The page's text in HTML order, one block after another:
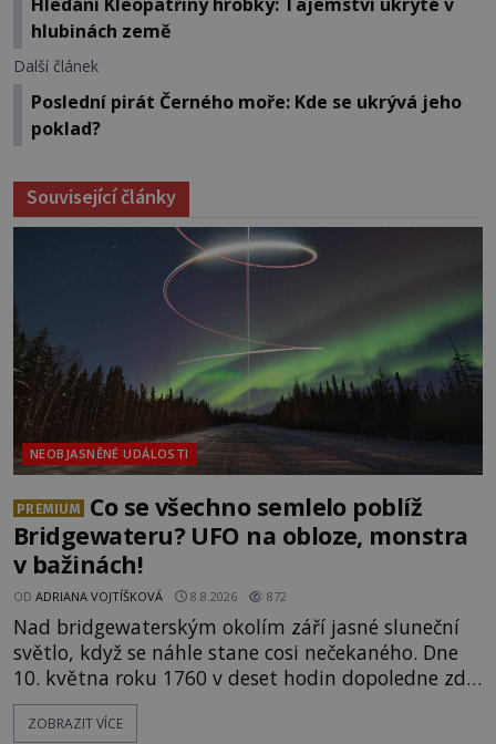
hlubinách země
Další článek
Poslední pirát Černého moře: Kde se ukrývá jeho
poklad?
Související články
NEOBJASNĚNÉ UDÁLOSTI
PREMIUM
Co se všechno semlelo poblíž
Bridgewateru? UFO na obloze, monstra
v bažinách!
OD ADRIANA VOJTÍŠKOVÁ 8.8.2026 872
Nad bridgewaterským okolím září jasné sluneční
světlo, když se náhle stane cosi nečekaného. Dne
10. května roku 1760 v deset hodin dopoledne zde
dojde k vůbec prvnímu historicky doloženému
přeletu UFO. Podle záznamů vyzařuje takové
ZOBRAZIT VÍCE